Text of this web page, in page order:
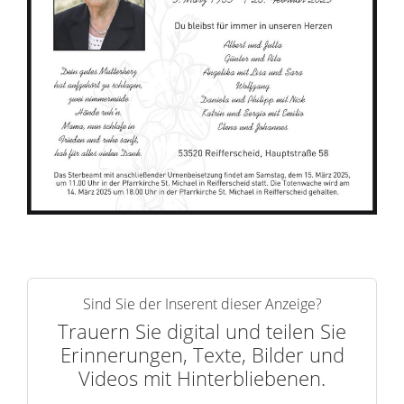
n
n
Sind Sie der Inserent dieser Anzeige?
Trauern Sie digital und teilen Sie
Erinnerungen, Texte, Bilder und
Videos mit Hinterbliebenen.